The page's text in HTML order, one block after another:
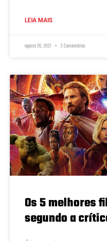
LEIA MAIS
agosto 26, 2021 2 Comentários
Os 5 melhores
segundo a